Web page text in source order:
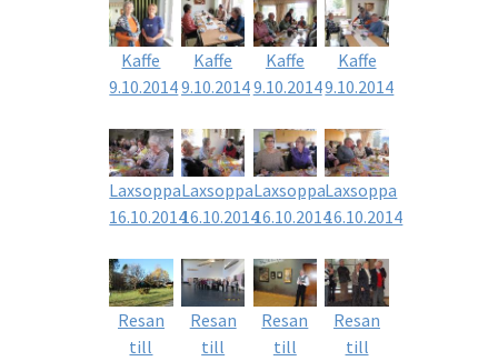
Kaffe
9.10.2014
Kaffe
9.10.2014
Kaffe
9.10.2014
Kaffe
9.10.2014
Laxsoppa
16.10.2014
Laxsoppa
16.10.2014
Laxsoppa
16.10.2014
Laxsoppa
16.10.2014
Resan
till
Resan
till
Resan
till
Resan
till